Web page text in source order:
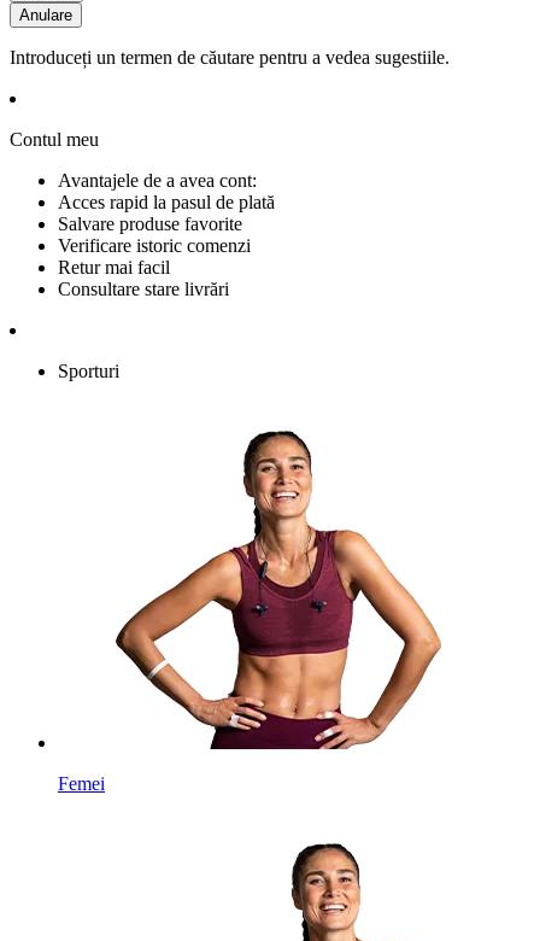
Anulare
Introduceți un termen de căutare pentru a vedea sugestiile.
Contul meu
Avantajele de a avea cont:
Acces rapid la pasul de plată
Salvare produse favorite
Verificare istoric comenzi
Retur mai facil
Consultare stare livrări
Sporturi
Femei